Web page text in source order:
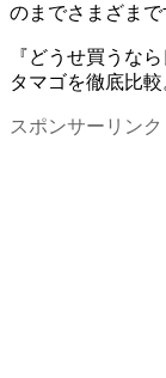
のまでさまざまで
『どうせ買うな
タマゴを徹底比較
スポンサーリンク